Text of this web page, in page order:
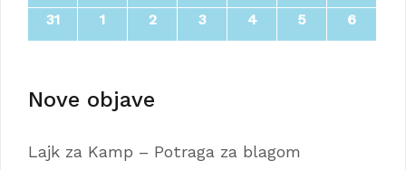
31
1 2 3 4 5 6
Nove objave
Lajk za Kamp – Potraga za blagom